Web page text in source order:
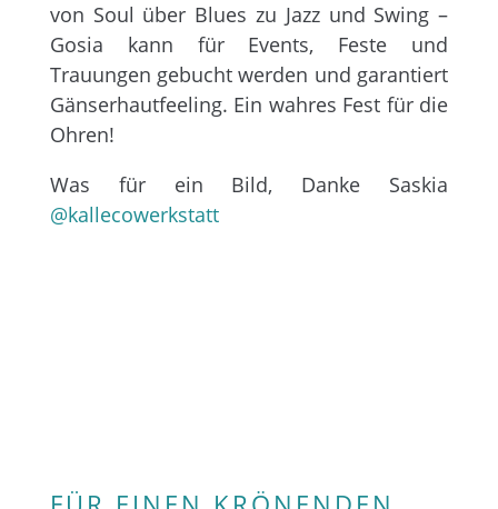
von Soul über Blues zu Jazz und Swing –
Gosia kann für Events, Feste und
Trauungen gebucht werden und garantiert
Gänserhautfeeling. Ein wahres Fest für die
Ohren!
Was für ein Bild, Danke Saskia
@kallecowerkstatt